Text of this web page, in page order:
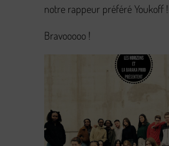
notre rappeur préféré Youkoff
Bravooooo !